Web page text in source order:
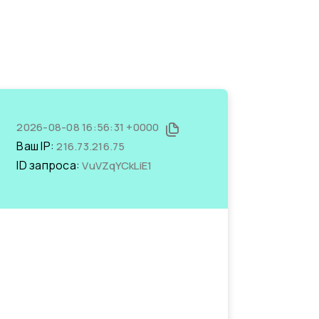
2026-08-08 16:56:31 +0000
Ваш IP:216.73.216.75
ID запроса:VuVZqYCkLiE1